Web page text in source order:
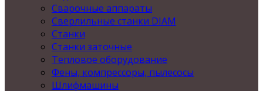
Сварочные аппараты
Сверлильные станки DIAM
Станки
Станки заточные
Тепловое оборудование
Фены, компрессоры, пылесосы
Шлифмашины